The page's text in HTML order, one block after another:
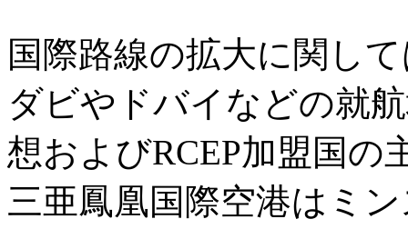
国際路線の拡大に関し
ダビやドバイなどの就
想およびRCEP加盟国の
三亜鳳凰国際空港はミ